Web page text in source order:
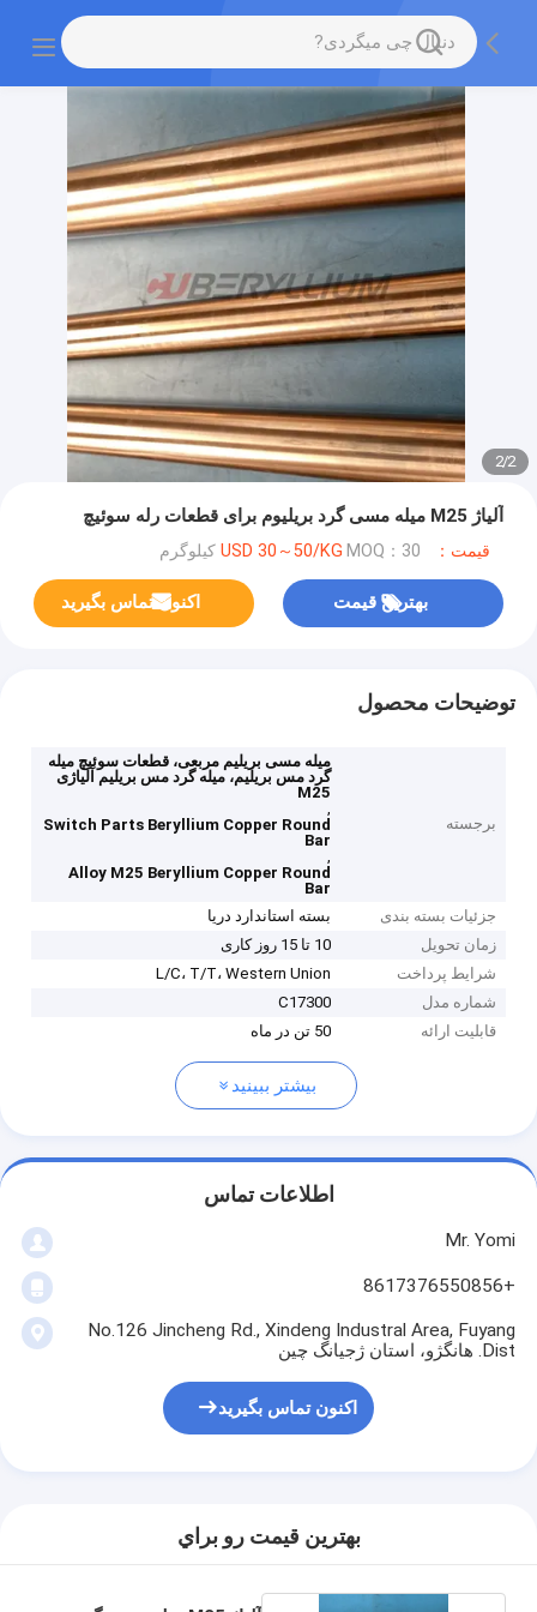
2
/
2
آلیاژ M25 میله مسی گرد بریلیوم برای قطعات رله سوئیچ
قیمت：USD 30～50/KG MOQ：30 کیلوگرم
بهترین قیمت اکنون تماس بگیرید
توضیحات محصول
برجسته
میله مسی بریلیم مربعی، قطعات سوئیچ میله
گرد مس بریلیم، میله گرد مس بریلیم آلیاژی
M25
,
Switch Parts Beryllium Copper Round
Bar
,
Alloy M25 Beryllium Copper Round
Bar
جزئیات بسته بندی
بسته استاندارد دریا
زمان تحویل
10 تا 15 روز کاری
شرایط پرداخت
L/C، T/T، Western Union
شماره مدل
C17300
قابلیت ارائه
50 تن در ماه
بیشتر ببینید
اطلاعات تماس
Mr. Yomi
+8617376550856
No.126 Jincheng Rd., Xindeng Industral Area, Fuyang
Dist. هانگژو، استان ژجیانگ چین
اکنون تماس بگیرید
بهترين قيمت رو براي